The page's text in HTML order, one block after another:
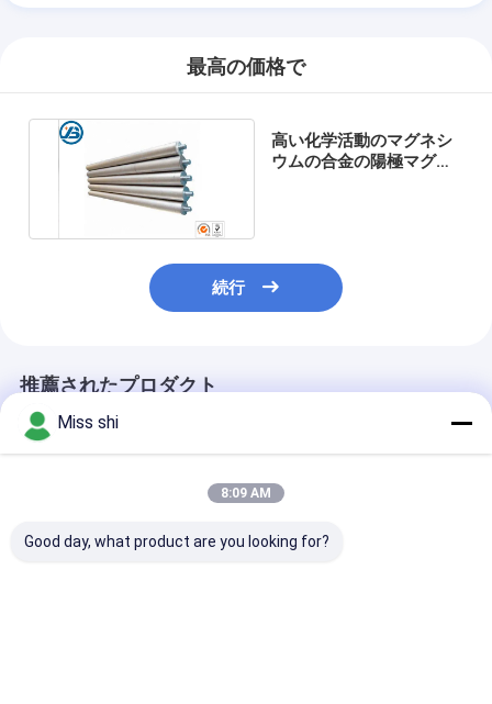
最高の価格で
高い化学活動のマグネシ
ウムの合金の陽極マグネ
続行
推薦されたプロダクト
Miss shi
8:09 AM
Good day, what product are you looking for?